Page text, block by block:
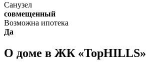
Санузел
совмещенный
Возможна ипотека
Да
О доме в ЖК «TopHILLS»